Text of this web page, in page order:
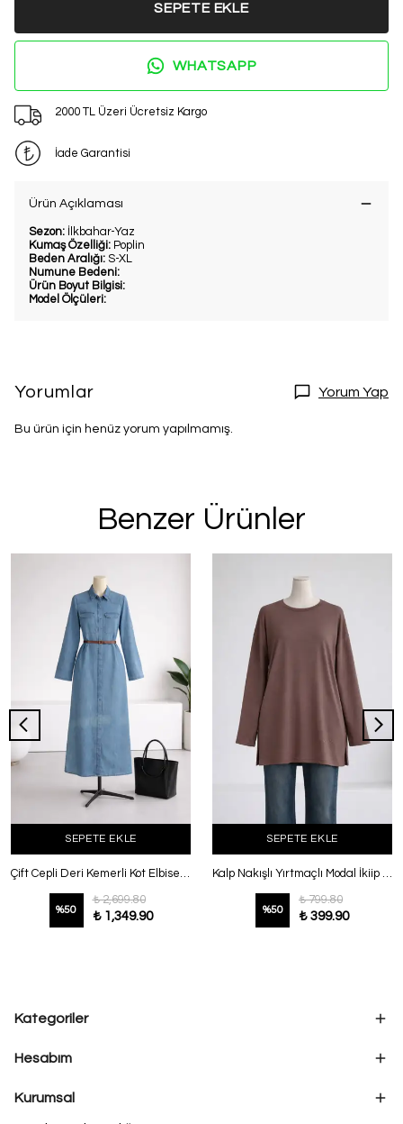
SEPETE EKLE
WHATSAPP
2000 TL Üzeri Ücretsiz Kargo
İade Garantisi
Ürün Açıklaması
Sezon: İlkbahar-Yaz
Kumaş Özelliği: Poplin
Beden Aralığı: S-XL
Numune Bedeni:
Ürün Boyut Bilgisi:
Model Ölçüleri:
Yorumlar Yorum Yap
Bu ürün için henüz yorum yapılmamış.
Benzer Ürünler
SEPETE EKLE
Çift Cepli Deri Kemerli Kot Elbise Orta Mavi
%50
₺ 2,699.80
₺ 1,349.90
SEPETE EKLE
Kalp Nakışlı Yırtmaçlı Modal İkiip Tunik Sütlü Kahve
%50
₺ 799.80
₺ 399.90
Kategoriler
Hesabım
Kurumsal